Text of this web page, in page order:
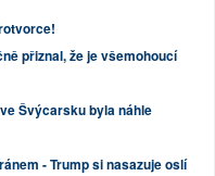
přiznal, že je všemohoucí
Švýcarsku byla náhle
- Trump si nasazuje oslí